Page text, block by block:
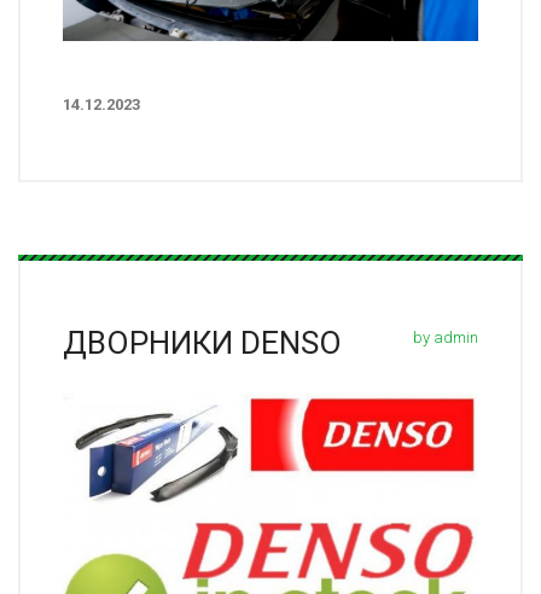
14.12.2023
ДВОРНИКИ DENSO by admin